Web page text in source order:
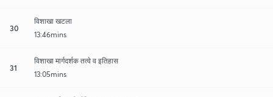
30
विशाखा खटला
13:46mins
31
विशाखा मार्गदर्शक तत्वे व इतिहास
13:05mins